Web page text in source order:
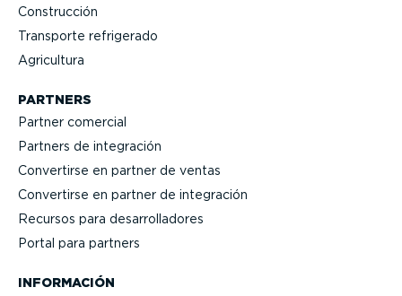
Construcción
Transporte refrigerado
Agricultura
PARTNERS
Partner comercial
Partners de integración
Convertirse en partner de ventas
Convertirse en partner de integración
Recursos para desarro­lla­dores
Portal para partners
INFORMACIÓN